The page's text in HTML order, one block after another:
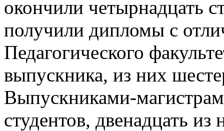
окончили четырнадцать
получили дипломы с
Педагогического
выпускника, из них
Выпускниками-
студентов, двенадцать